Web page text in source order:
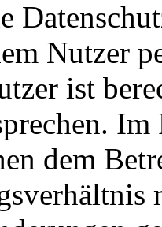
Nutzer
ist
Im
dem